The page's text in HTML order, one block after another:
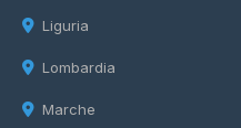
Liguria
Lombardia
Marche